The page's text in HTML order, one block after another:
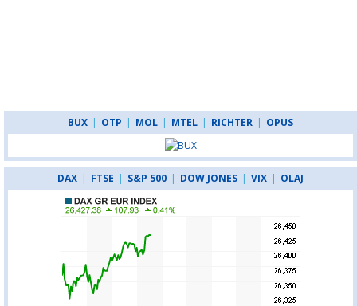
BUX | OTP | MOL | MTEL | RICHTER | OPUS
DAX | FTSE | S&P 500 | DOW JONES | VIX | OLAJ